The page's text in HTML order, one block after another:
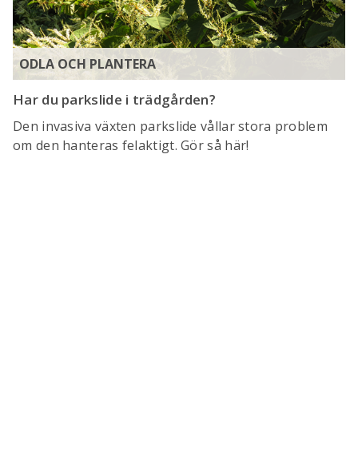
ODLA OCH PLANTERA
Har du parkslide i trädgården?
Den invasiva växten parkslide vållar stora problem
om den hanteras felaktigt. Gör så här!